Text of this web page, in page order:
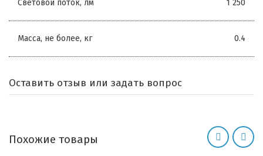
Световой поток, лм 1 250
Масса, не более, кг 0.4
Оставить отзыв или задать вопрос
Похожие товары